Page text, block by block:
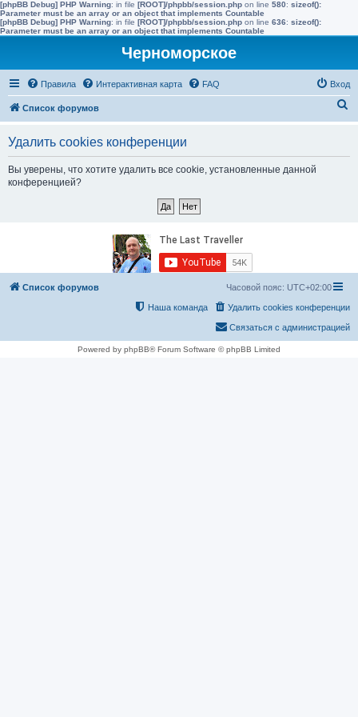
[phpBB Debug] PHP Warning: in file [ROOT]/phpbb/session.php on line 580: sizeof():
Parameter must be an array or an object that implements Countable
[phpBB Debug] PHP Warning: in file [ROOT]/phpbb/session.php on line 636: sizeof():
Parameter must be an array or an object that implements Countable
Черноморское
Правила Интерактивная карта FAQ Вход
Список форумов
Удалить cookies конференции
Вы уверены, что хотите удалить все cookie, установленные данной
конференцией?
Список форумов Часовой пояс: UTC+02:00
Удалить cookies конференции
Наша команда
Связаться с администрацией
Powered by phpBB® Forum Software © phpBB Limited